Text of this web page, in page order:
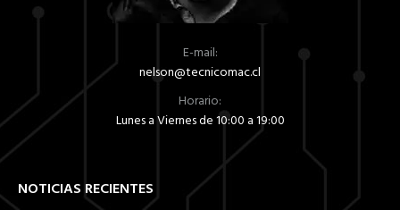
E-mail:
nelson@tecnicomac.cl
Horario:
Lunes a Viernes de 10:00 a 19:00
NOTICIAS RECIENTES